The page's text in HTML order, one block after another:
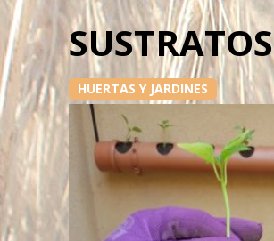
SUSTRATOS
HUERTAS Y JARDINES